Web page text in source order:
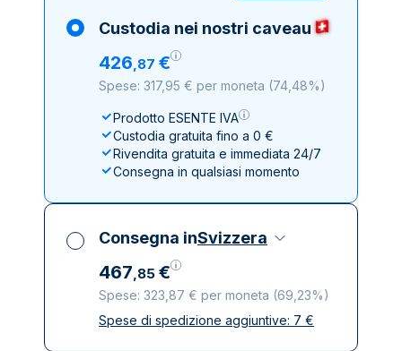
Custodia nei nostri caveau
426,87 €
Spese: 317,95 € per moneta (74,48%)
Prodotto ESENTE IVA
Custodia gratuita fino a 0 €
Rivendita gratuita e immediata 24/7
Consegna in qualsiasi momento
Consegna inSvizzera
467,85 €
Spese: 323,87 € per moneta (69,23%)
Tutte le tasse incluse
Spese di spedizione aggiuntive: 7 €